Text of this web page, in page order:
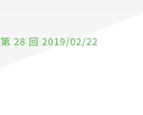
第 28 回 2019/02/22